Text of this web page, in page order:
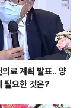
료 계획 발표.. 양
필요한 것은?